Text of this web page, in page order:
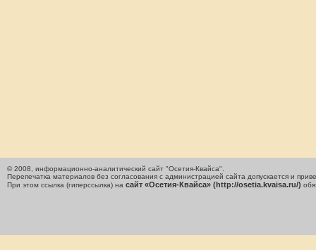
© 2008, информационно-аналитический сайт "Осетия-Квайса".
Перепечатка материалов без согласования с администрацией сайта допускается и
При этом ссылка (гиперссылка) на сайт «Осетия-Квайса» (http://osetia.kvaisa.ru/)